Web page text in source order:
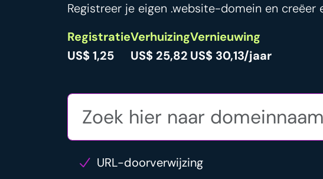
Registreer je eigen .website-domein en creëer
Registratie
US$ 1,25
Verhuizing
US$ 25,82
Vernieuwing
US$ 30,13/jaar
URL-doorverwijzing